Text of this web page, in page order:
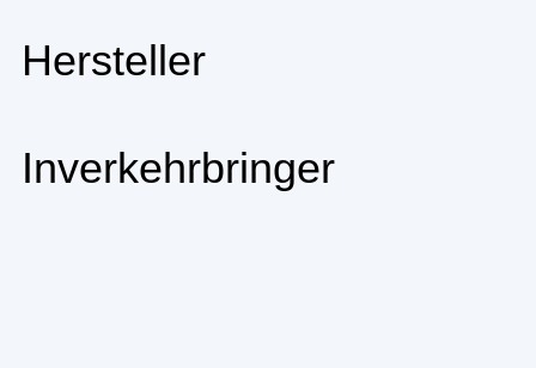
Hersteller
Inverkehrbringer